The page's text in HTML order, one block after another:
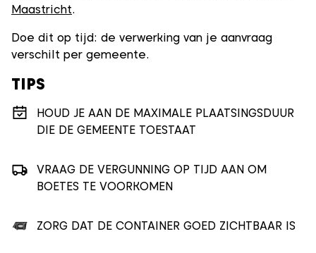
Maastricht.
Doe dit op tijd: de verwerking van je aanvraag
verschilt per gemeente.
TIPS
HOUD JE AAN DE MAXIMALE PLAATSINGSDUUR
DIE DE GEMEENTE TOESTAAT
VRAAG DE VERGUNNING OP TIJD AAN OM
BOETES TE VOORKOMEN
ZORG DAT DE CONTAINER GOED ZICHTBAAR IS